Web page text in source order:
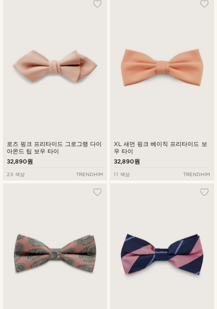
로즈 핑크 프리타이드 그로그랭 다이
아몬드 팁 보우 타이
32,890원
23 색상 TRENDHIM
XL 새먼 핑크 베이직 프리타이드 보
우 타이
32,890원
11 색상 TRENDHIM